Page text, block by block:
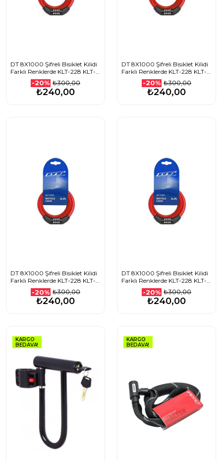
DT 8X1000 Şifreli Bisiklet Kilidi
Farklı Renklerde KLT-228 KLT-
229 KLT-230 KLT-231
1507501112_KIRMIZI
-20% ₺300,00
₺240,00
DT 8X1000 Şifreli Bisiklet Kilidi
Farklı Renklerde KLT-228 KLT-
229 KLT-230 KLT-231
1507501112_MAVİ
-20% ₺300,00
₺240,00
DT 8X1000 Şifreli Bisiklet Kilidi
Farklı Renklerde KLT-228 KLT-
229 KLT-230 KLT-231
1507501112_PEMBE
-20% ₺300,00
₺240,00
DT 8X1000 Şifreli Bisiklet Kilidi
Farklı Renklerde KLT-228 KLT-
229 KLT-230 KLT-231
1507501112_SİYAH
-20% ₺300,00
₺240,00
KARGO
BEDAVA!
KARGO
BEDAVA!